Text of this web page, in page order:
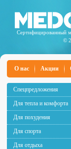
Сертифицированный
©
О нас Акции
Спецпредложения
Для тепла и комфорта
Для похудения
Для спорта
Для отдыха